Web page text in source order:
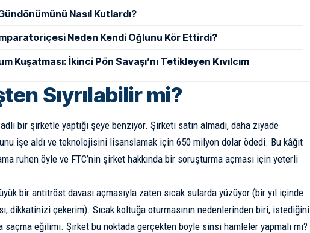
Nasıl Kutlardı?
Neden Kendi Oğlunu Kör Ettirdi?
Kuşatması: İkinci Pön Savaşı’nı Tetikleyen Kıvılcım
Sıyrılabilir mi?
bir şirketle yaptığı şeye benziyor. Şirketi satın almadı, daha ziyade
işe aldı ve teknolojisini lisanslamak için 650 milyon dolar ödedi. Bu kâğıt
ruhen öyle ve FTC’nin şirket hakkında bir soruşturma açması için yeterli
bir antitröst davası açmasıyla zaten sıcak sularda yüzüyor (bir yıl içinde
dikkatinizi çekerim). Sıcak koltuğa oturmasının nedenlerinden biri, istediğini
saçma eğilimi. Şirket bu noktada gerçekten böyle sinsi hamleler yapmalı mı?